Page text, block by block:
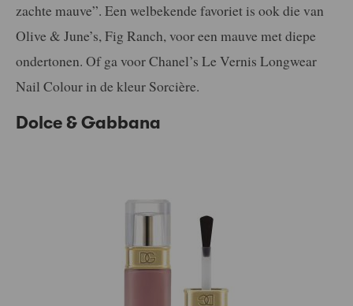
zachte mauve”. Een welbekende favoriet is ook die van
Olive & June’s, Fig Ranch, voor een mauve met diepe
ondertonen. Of ga voor Chanel’s Le Vernis Longwear
Nail Colour in de kleur Sorcière.
Dolce & Gabbana